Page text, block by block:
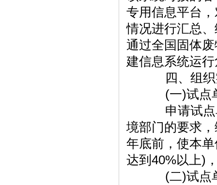
专用信息平台
情况进行汇总
通过全国固体
建信息系统运
四、组织
(一)试点
申请试点
境部门的要求
年底前，使本
达到40%以上)
(二)试点单